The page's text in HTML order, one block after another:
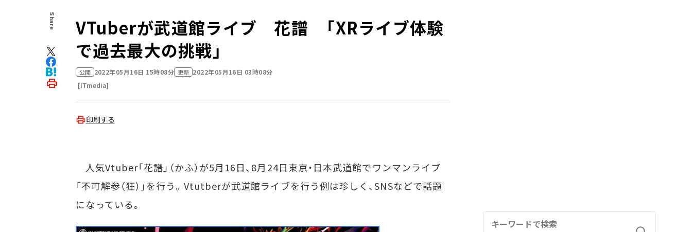
Share
VTuberが武道館ライブ 花譜 「XRライブ体験
で過去最大の挑戦」
公開 2022年05月16日 15時08分 更新 2022年05月16日 03時08分
[ITmedia]
印刷する
人気Vtuber「花譜」（かふ）が5月16日、8月24日東京・日本武道館でワンマンライブ
「不可解参（狂）」を行う。Vtutberが武道館ライブを行う例は珍しく、SNSなどで話題
になっている。